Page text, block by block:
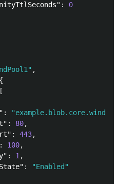
:
0
,
{
[
:
: 80,
: 443,
: 100,
: 1 ,
:
"Enabled"